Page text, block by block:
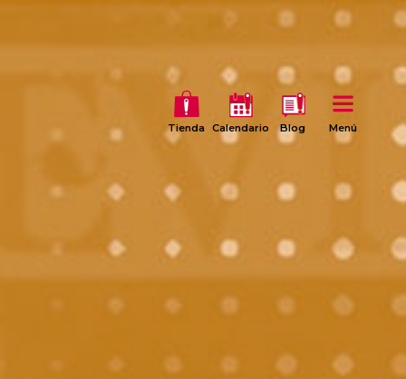
Tienda Calendario Blog Menú